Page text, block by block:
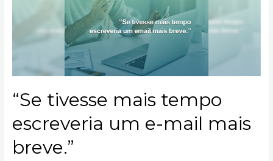
“Se tivesse mais tempo
escreveria um e-mail mais
breve.”